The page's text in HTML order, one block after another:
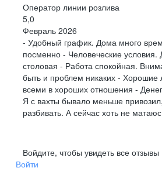
Оператор линии розлива
5,0
Февраль 2026
- Удобный график. Дома много
посменно - Человеческие
столовая - Работа спокойная.
быть и проблем никаких -
всеми в хороших отношения -
Я с вахты бывало меньше
разбивать. А сейчас хоть не
Войдите, чтобы увидеть все отзывы
Войти